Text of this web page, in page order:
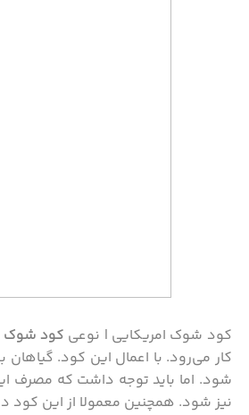
کود شوک امریکایی | نوعی کود شوک
کار می‌رود. با اعمال این کود.
شود. اما باید توجه داشت که مصرف
نیز شود. همچنین معمولا از این کود